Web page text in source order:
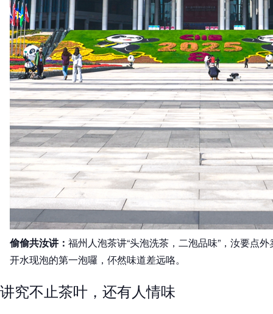
偷偷共汝讲： 福州人泡茶讲“头泡洗茶，二泡品味”，汝要点
开水现泡的第一泡囉，伓然味道差远咯。
讲究不止茶叶，还有人情味